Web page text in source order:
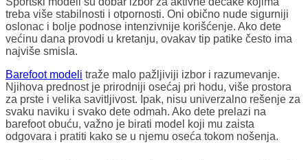
treba više stabilnosti i otpornosti. Oni obično nude sigurniji
oslonac i bolje podnose intenzivnije korišćenje. Ako dete
većinu dana provodi u kretanju, ovakav tip patike često ima
najviše smisla.
Barefoot modeli traže malo pažljiviji izbor i razumevanje.
Njihova prednost je prirodniji osećaj pri hodu, više prostora
za prste i velika savitljivost. Ipak, nisu univerzalno rešenje za
svaku naviku i svako dete odmah. Ako dete prelazi na
barefoot obuću, važno je birati model koji mu zaista
odgovara i pratiti kako se u njemu oseća tokom nošenja.